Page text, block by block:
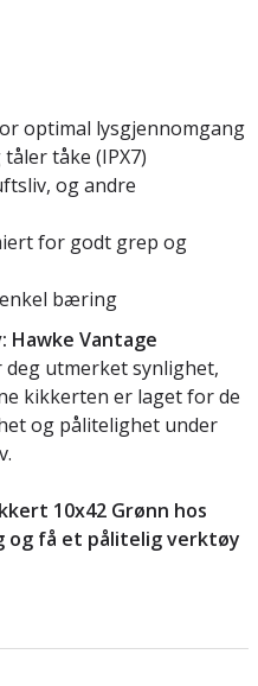
optimal lysgjennomgang
tåke (IPX7)
og andre
for godt grep og
bæring
Hawke Vantage
deg utmerket synlighet,
kikkerten er laget for de
og pålitelighet under
10x42 Grønn hos
og få et pålitelig verktøy